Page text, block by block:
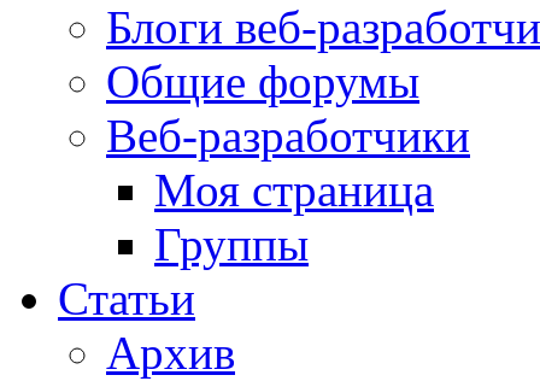
Блоги веб-
Общие форумы
Веб-разработчики
Моя страница
Группы
Статьи
Архив